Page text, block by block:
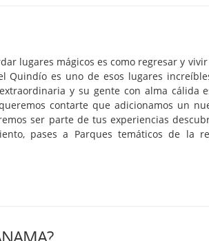
lugares mágicos es como regresar y
Quindío es uno de esos lugares
y su gente con alma cálida
contarte que adicionamos un
ser parte de tus experiencias
pases a Parques temáticos de la